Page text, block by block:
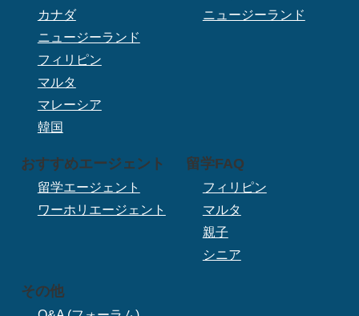
カナダ
ニュージーランド
フィリピン
マルタ
マレーシア
韓国
ニュージーランド
おすすめエージェント
留学エージェント
ワーホリエージェント
留学FAQ
フィリピン
マルタ
親子
シニア
その他